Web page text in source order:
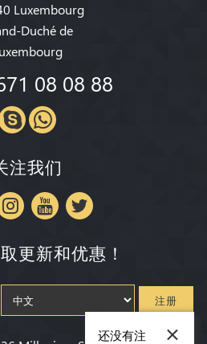
Luxembourg
Duché de
08 08 88
注我们
更新和优惠！
注册
×
还没有注